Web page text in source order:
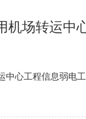
机场转运中
中心工程信息弱电